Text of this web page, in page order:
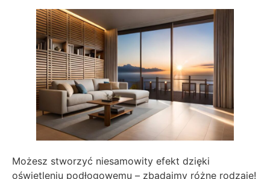
Możesz stworzyć niesamowity efekt dzięki
oświetleniu podłogowemu – zbadajmy różne rodzaje!